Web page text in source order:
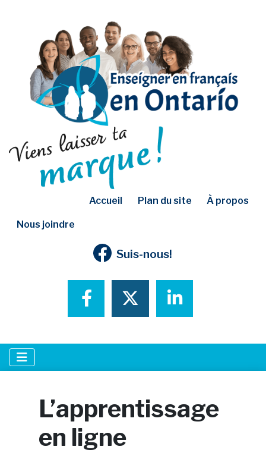
Accueil Plan du site À propos
Nous joindre
Suis-nous!
Partager surPartager sur
Partager
L’apprentissage
en ligne